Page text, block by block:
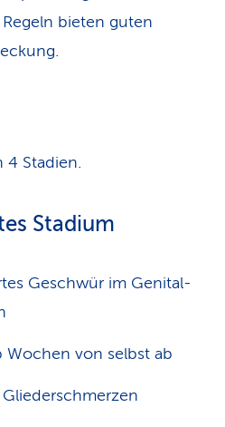
bieten guten
4 Stadien.
Stadium
Geschwür im Genital-
Wochen von selbst ab